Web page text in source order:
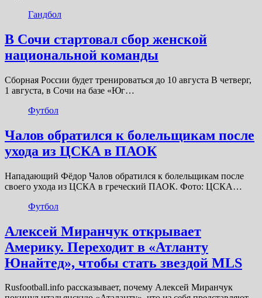
Гандбол
В Сочи стартовал сбор женской
национальной команды
Сборная России будет тренироваться до 10 августа В четверг,
1 августа, в Сочи на базе «Юг…
Футбол
Чалов обратился к болельщикам после
ухода из ЦСКА в ПАОК
Нападающий Фёдор Чалов обратился к болельщикам после
своего ухода из ЦСКА в греческий ПАОК. Фото: ЦСКА…
Футбол
Алексей Миранчук открывает
Америку. Переходит в «Атланту
Юнайтед», чтобы стать звездой MLS
Rusfootball.info рассказывает, почему Алексей Миранчук